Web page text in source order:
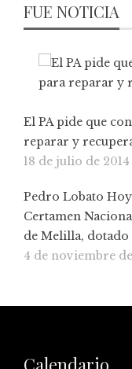
FUE NOTICIA
El PA pide que
reparar y
18 de julio de 2014
Pedro Lobato
Certamen
de Melilla, dotado
4 de noviembre